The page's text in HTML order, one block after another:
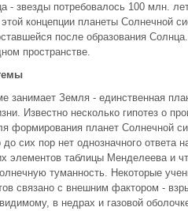
- звезды потребовалось 100 млн.
концепции планеты Солнечной
после образования
пространстве.
занимает Земля - единственная
Известно несколько гипотез о
формирования планет Солнечной
сих пор нет однозначного ответа
элементов таблицы Менделеева и
туманность. Некоторые
связано с внешним фактором -
в недрах и газовой